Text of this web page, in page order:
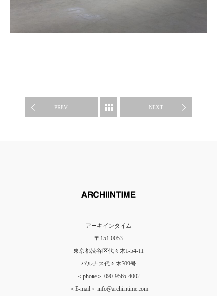
PREV
WORK NEXT
アーキインタイム
〒151-0053
東京都渋谷区代々木1-54-11
パルナス代々木309号
＜phone＞ 090-9565-4002
＜E-mail＞ info@archiintime.com